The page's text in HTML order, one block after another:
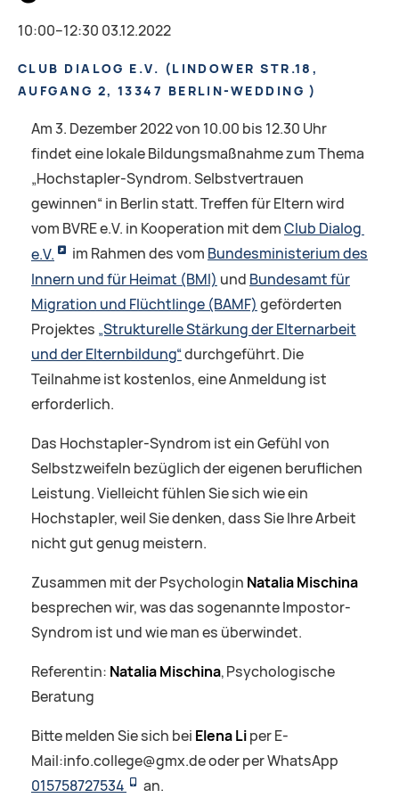
10:00–12:30 03.12.2022
CLUB DIALOG E.V. (LINDOWER STR.18,
AUFGANG 2, 13347 BERLIN-WEDDING)
Am 3. Dezember 2022 von 10.00 bis 12.30 Uhr
findet eine lokale Bildungsmaßnahme zum Thema
„Hochstapler-Syndrom. Selbstvertrauen
gewinnen“ in Berlin statt. Treffen für Eltern wird
vom BVRE e.V. in Kooperation mit demClub Dialog
e.V.
im Rahmen des vom Bundesministerium des
Innern und für Heimat (BMI) und Bundesamt für
Migration und Flüchtlinge (BAMF) geförderten
Projektes „Strukturelle Stärkung der Elternarbeit
und der Elternbildung“durchgeführt. Die
Teilnahme ist kostenlos, eine Anmeldung ist
erforderlich.
Das Hochstapler-Syndrom ist ein Gefühl von
Selbstzweifeln bezüglich der eigenen beruflichen
Leistung. Vielleicht fühlen Sie sich wie ein
Hochstapler, weil Sie denken, dass Sie Ihre Arbeit
nicht gut genug meistern.
Zusammen mit der Psychologin Natalia Mischina
besprechen wir, was das sogenannte Impostor-
Syndrom ist und wie man es überwindet.
Referentin: Natalia Mischina, Psychologische
Beratung
Bitte melden Sie sich bei Elena Liper E-
Mail:info.college@gmx.de oder per WhatsApp
015758727534
an.